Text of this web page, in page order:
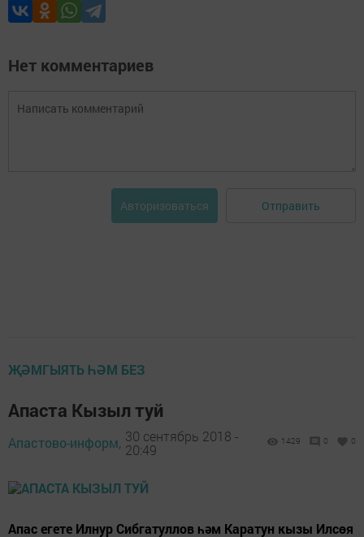
Нет комментариев
Авторизоваться Отправить
ҖӘМГЫЯТЬ ҺӘМ БЕЗ
Апаста Кызыл туй
Апастово-информ, 30 сентябрь 2018 -
20:49
1429 0 0
Апас егете Илнур Сибгатуллов һәм Каратун кызы Илсөя